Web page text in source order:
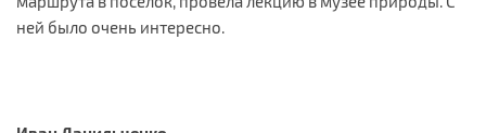
ней было очень интересно.